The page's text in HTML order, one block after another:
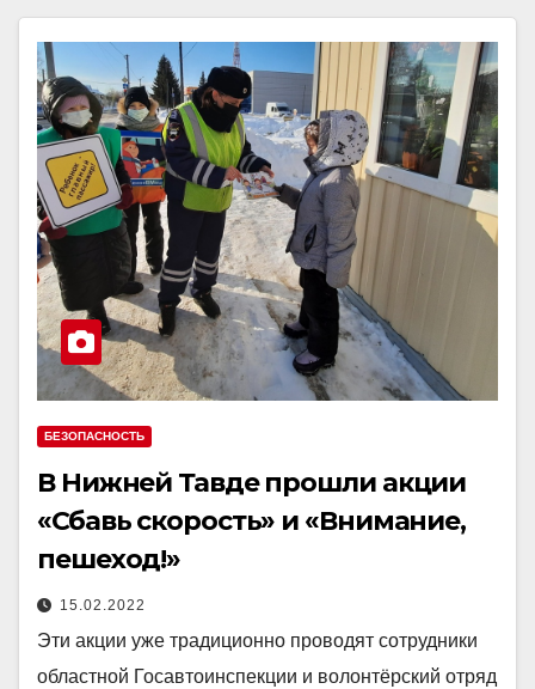
БЕЗОПАСНОСТЬ
В Нижней Тавде прошли акции
«Сбавь скорость» и «Внимание,
пешеход!»
15.02.2022
Эти акции уже традиционно проводят сотрудники
областной Госавтоинспекции и волонтёрский отряд